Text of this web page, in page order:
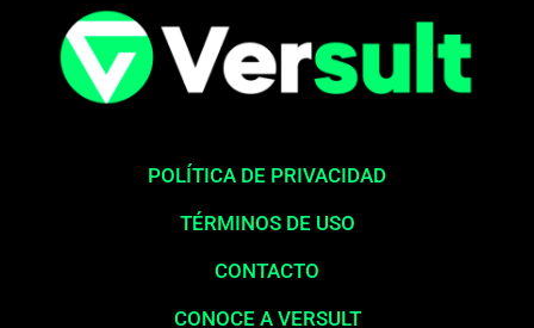
POLÍTICA DE PRIVACIDAD
TÉRMINOS DE USO
CONTACTO
CONOCE A VERSULT